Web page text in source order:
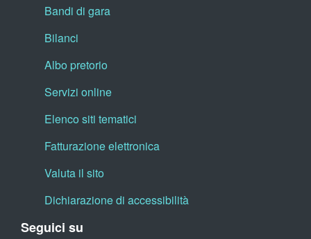
Bandi di gara
Bilanci
Albo pretorio
Servizi online
Elenco siti tematici
Fatturazione elettronica
Valuta il sito
Dichiarazione di accessibilità
Seguici su